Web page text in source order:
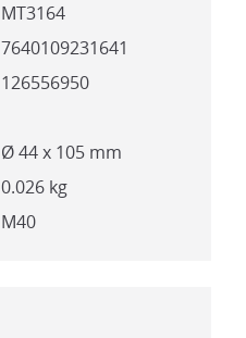
MT3164
7640109231641
126556950
Ø 44 x 105 mm
0.026 kg
M40